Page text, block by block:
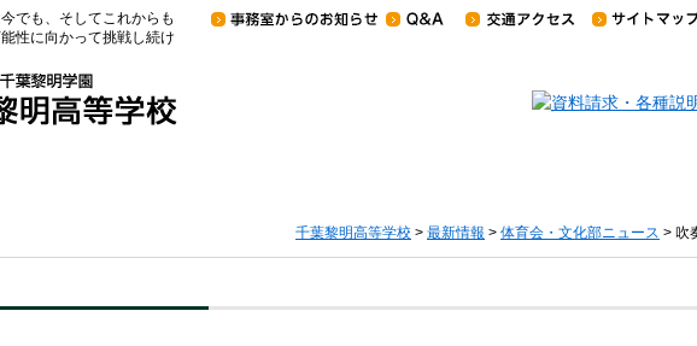
でも、そしてこれからも
性に向かって挑戦し続け
千葉黎明高等学校 > 最新情報 > 体育会・文化部ニュース > 吹